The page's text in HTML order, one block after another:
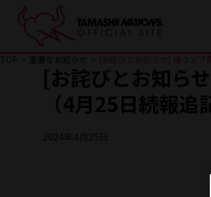
TOP 重要なお知らせ [お詫びとお知らせ] 魂ウェブ
[お詫びとお知ら
（4月25日続報追
2024年4月25日